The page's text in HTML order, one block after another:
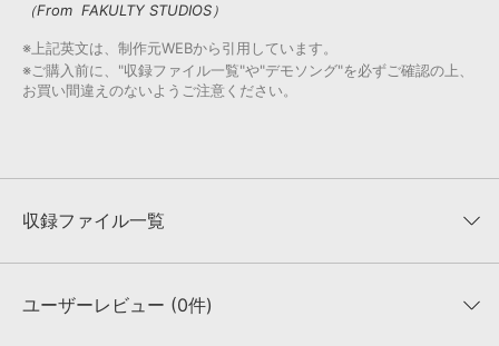
（From FAKULTY STUDIOS）
※上記英文は、制作元WEBから引用しています。
※ご購入前に、"収録ファイル一覧"や"デモソング"を必ずご確認の上、
お買い間違えのないようご注意ください。
収録ファイル一覧
収録ファイル一覧
ユーザーレビュー (0件)